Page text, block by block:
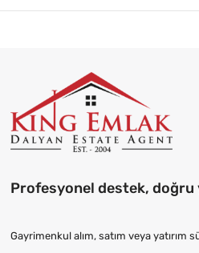
Profesyonel destek, doğru
Gayrimenkul alım, satım veya yatırım